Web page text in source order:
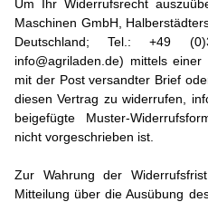
Um Ihr Widerrufsrecht
Maschinen GmbH,
Deutschland; Tel.: +49
info@agriladen.de) mittels
mit der Post versandter Brief
diesen Vertrag zu widerrufen,
beigefügte Muster-
nicht vorgeschrieben ist.
Zur Wahrung der
Mitteilung über die Ausübung